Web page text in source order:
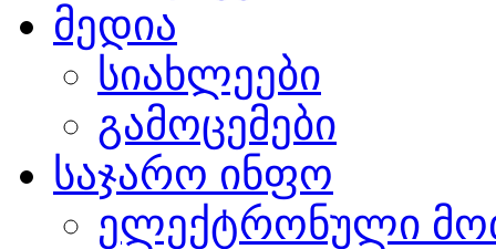
მედია
სიახლეები
გამოცემები
საჯარო ინფო
ელექტრონული